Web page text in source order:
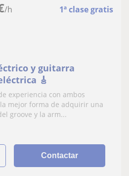
/h 1ª clase gratis
y guitarra
🎸
experiencia con ambos
mejor forma de adquirir una
groove y la arm...
Contactar